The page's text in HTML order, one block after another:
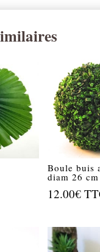
Boule buis
diam 26 cm
12.00€